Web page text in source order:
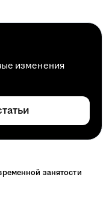
изменения
занятости